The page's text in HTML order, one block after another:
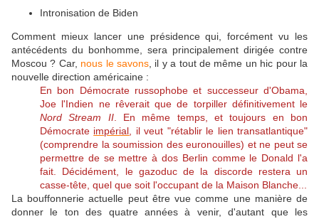
Intronisation de Biden
Comment mieux lancer une présidence qui, forcément vu les
antécédents du bonhomme, sera principalement dirigée contre
Moscou ? Car, nous le savons , il y a tout de même un hic pour la
nouvelle direction américaine :
En bon Démocrate russophobe et successeur d'Obama,
Joe l'Indien ne rêverait que de torpiller définitivement le
Nord Stream II. En même temps, et toujours en bon
Démocrate impérial , il veut "rétablir le lien transatlantique"
(comprendre la soumission des euronouilles) et ne peut se
permettre de se mettre à dos Berlin comme le Donald l'a
fait. Décidément, le gazoduc de la discorde restera un
casse-tête, quel que soit l'occupant de la Maison Blanche...
La bouffonnerie actuelle peut être vue comme une manière de
donner le ton des quatre années à venir, d'autant que les